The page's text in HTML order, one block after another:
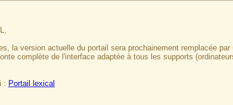
la version actuelle du portail sera prochainement remplacée par
complète de l'interface adaptée à tous les supports
: Portail lexical